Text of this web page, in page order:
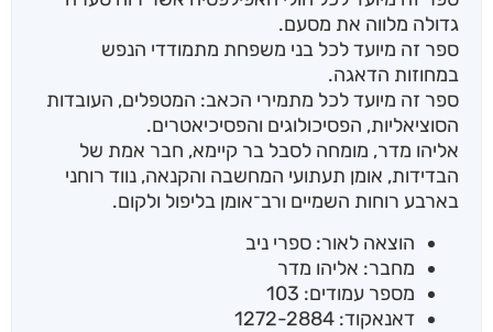
גדולה מלווה את מסעם.
ספר זה מיועד לכל בני משפחת מתמודדי הנפש
במחוזות הדאגה.
ספר זה מיועד לכל מתמירי הכאב: המטפלים, העובדות
הסוציאליות, הפסיכולוגים והפסיכיאטרים.
אליהו מדר, מומחה לסבל בר קיימא, חבר אמת של
הבדידות, אומן תעתועי המחשבה והקנאה, נווד רוחני
בארבע רוחות השמיים ורב־אומן בליפול ולקום.
הוצאה לאור: ספרי ניב
מחבר: אליהו מדר
מספר עמודים: 103
דאנאקוד: 1272-2884